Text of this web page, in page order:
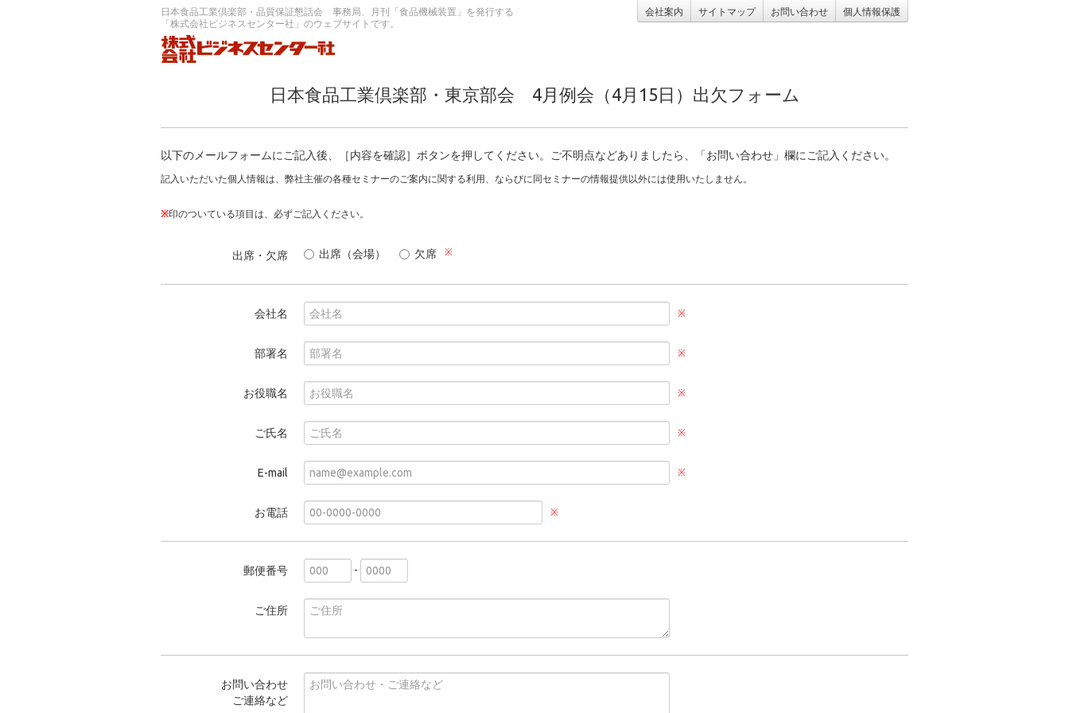
日本食品工業倶楽部・品質保証懇話会 事務局、月刊「食品機械装置」を発行する
「株式会社ビジネスセンター社」のウェブサイトです。
会社案内 サイトマップ お問い合わせ 個人情報保護
日本食品工業倶楽部・東京部会 4月例会（4月15日）出欠フォーム
以下のメールフォームにご記入後、［内容を確認］ボタンを押してください。ご不明点などありましたら、「お問い合わせ」欄にご記入ください。
記入いただいた個人情報は、弊社主催の各種セミナーのご案内に関する利用、ならびに同セミナーの情報提供以外には使用いたしません。
※印のついている項目は、必ずご記入ください。
出席・欠席 出席（会場） 欠席 ※
会社名 ※
部署名 ※
お役職名 ※
ご氏名 ※
E-mail ※
お電話 ※
郵便番号 -
ご住所
お問い合わせ
ご連絡など